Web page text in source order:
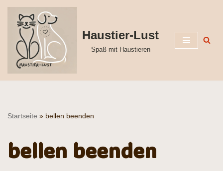
Zum
Inhalt
springen
Haustier-Lust
Spaß mit Haustieren
Startseite » bellen beenden
bellen beenden